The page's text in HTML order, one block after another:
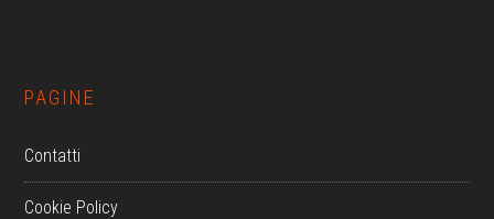
PAGINE
Contatti
Cookie Policy